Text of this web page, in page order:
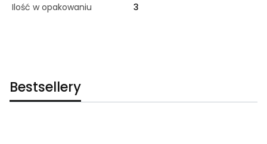
Ilość w opakowaniu
3
Bestsellery